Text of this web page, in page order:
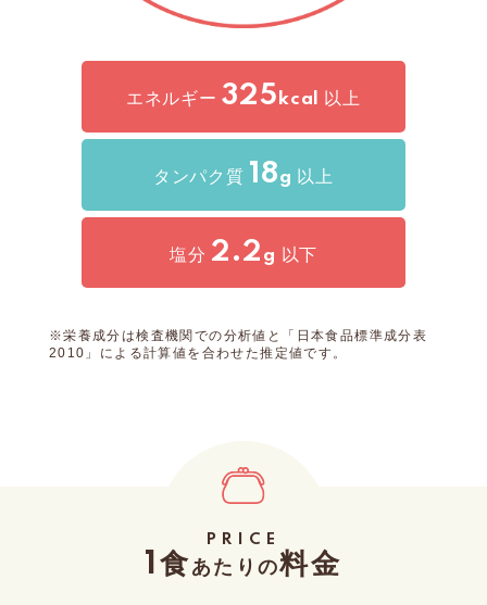
エネルギー325 kcal 以上
タンパク質 18g 以上
塩分 2.2 g 以下
※栄養成分は検査機関での分析値と「日本食品標準成分表
2010」による計算値を合わせた推定値です。
PRICE
1食あたりの料金